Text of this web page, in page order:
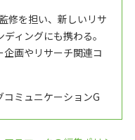
修を担い、新しいリサ
ィングにも携わる。
画やリサーチ関連コ
ミュニケーションG